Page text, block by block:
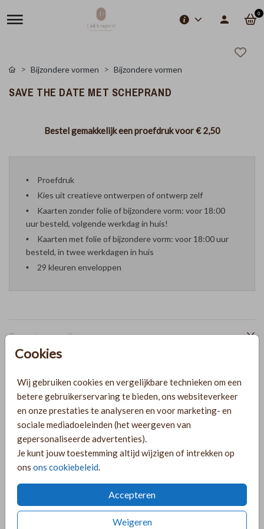
0
Cookies
Wij gebruiken cookies en vergelijkbare technieken om een
betere gebruikerservaring te bieden, ons websiteverkeer
en onze prestaties te analyseren en voor marketing- en
sociale mediadoeleinden (het weergeven van
gepersonaliseerde advertenties).
Je kunt jouw toestemming altijd wijzigen of intrekken op
ons ons cookiebeleid
Accepteren
Weigeren
Bijzondere vormen Bijzondere vormen
SAVE THE DATE MET SCHEPRAND
Bestel gemakkelijk een proefdruk voor€ 2,50
Proefdruk
Kies uit creatieve ontwerpen of ontwerp zelf
Kaarten zonder folie of bijzondere vorm: voor 18:00
uur besteld, volgende werkdag in huis!
Kaarten met folie of bijzondere vorm: voor 18:00 uur
besteld, in twee werkdagen in huis
29 kleuren enveloppen
Formaten en prijzen
PRODUCTINFORMATIE
OMSCHRIJVING
Ben je op zoek naar een unieke en bijzondere trouwkaart?
Dan is deze Save the Date met scheprand perfect voor jou!
Deze kaart heeft een luxe uitstraling door de look-a-like
scheprand en de beige achtergrond. Het kaartje kan je naar
wens aanpassen in de editor, zodat het perfect bij jullie
bruiloft past. Kies voor deze bijzondere trouwkaart en maak
jullie bruiloft onvergetelijk! Let op: De kaart wordt